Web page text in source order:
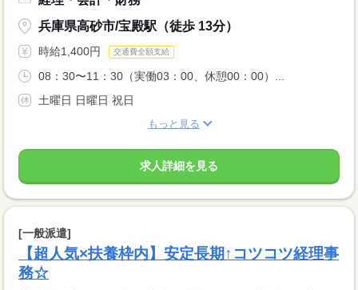
兵庫県高砂市/宝殿駅（徒歩 13分）
時給1,400円 交通費全額支給
08：30〜11：30（実働03：00、休憩00：00）...
土曜日 日曜日 祝日
もっと見る
求人詳細を見る
[一般派遣]
【超人気×扶養枠内】安定長期↑コツコツ経理事
務☆